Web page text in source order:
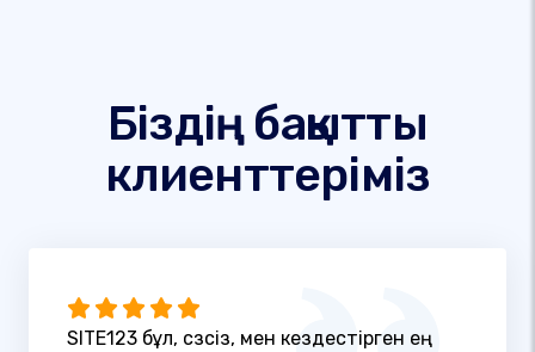
Біздің бақытты
клиенттеріміз
SITE123 бұл, сөзсіз, мен кездестірген ең